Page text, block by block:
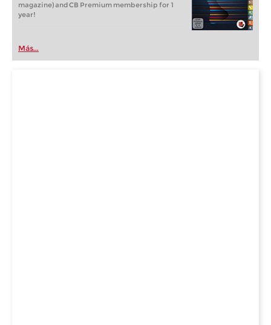
magazine) and CB Premium membership for 1
year!
Más...